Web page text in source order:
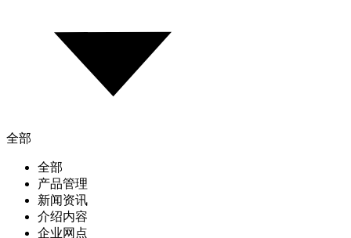
全部
全部
产品管理
新闻资讯
介绍内容
企业网点